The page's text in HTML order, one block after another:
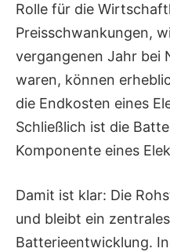
Rolle für die
Preisschwankungen,
vergangenen Jahr bei
waren, können
die Endkosten eines
Schließlich ist die
Komponente eines
Damit ist klar: Die
und bleibt ein
Batterieentwicklung.